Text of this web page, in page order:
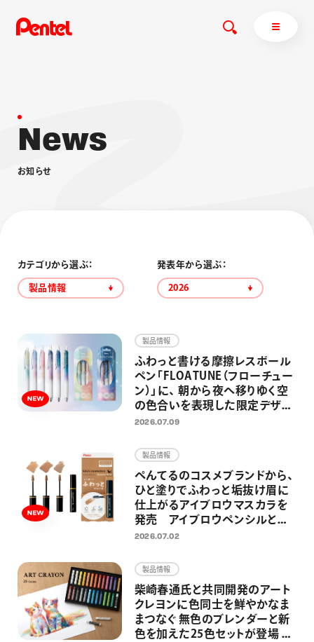
商品を探す
ブラッシュ（筆）
その他
採用情報
運営会社
News
お知 らせ
カテゴリから選ぶ：
製品情報
発表年から選ぶ：
2026
製品情報
ふわっと書ける摩擦レスボール
ペン「FLOATUNE（フローチュー
ン）」に、 朝から夜へ移りゆく空
の色合いを表現した限定デザイ
ンが登場 忙しい毎日の中でふ
ックス感のある仕上がりに
2026.07.09
製品情報
ぺんてるのコスメブランドから、
ひと塗りでふわっと垢抜け眉に
仕上がるアイブロウマスカラを
発売 アイブロウペンシルと合
わせ使いしやすい シナモンベー
の3色展開
2026.07.02
製品情報
柴崎春通氏と共同開発のアート
クレヨンに色同士を鮮やかなま
まつなぐ 無色のブレンダーと新
色を加えた25色セットが登場 混